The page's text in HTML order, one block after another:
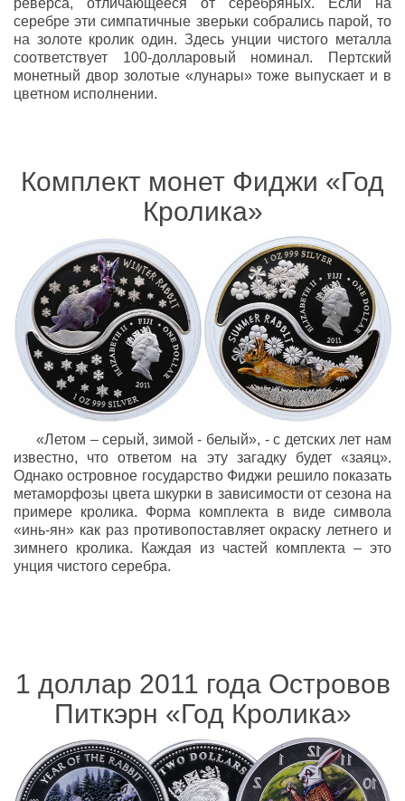
реверса, отличающееся от серебряных. Если на
серебре эти симпатичные зверьки собрались парой, то
на золоте кролик один. Здесь унции чистого металла
соответствует 100-долларовый номинал. Пертский
монетный двор золотые «лунары» тоже выпускает и в
цветном исполнении.
Комплект монет Фиджи «Год
Кролика»
«Летом – серый, зимой - белый», - с детских лет нам
известно, что ответом на эту загадку будет «заяц».
Однако островное государство Фиджи решило показать
метаморфозы цвета шкурки в зависимости от сезона на
примере кролика. Форма комплекта в виде символа
«инь-ян» как раз противопоставляет окраску летнего и
зимнего кролика. Каждая из частей комплекта – это
унция чистого серебра.
1 доллар 2011 года Островов
Питкэрн «Год Кролика»